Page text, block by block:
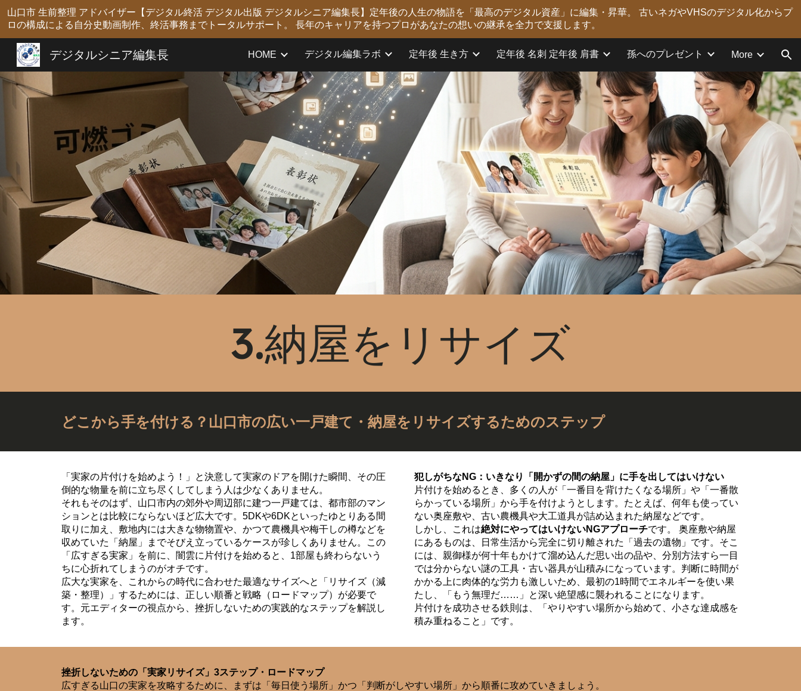
Skip to main content Skip to navigation
山口市 生前整理 アドバイザー【デジタル終活 デジタル出版 デジタルシニア編集長】定年後の人生の物語を「最高のデジタル資産」に編集・昇華。 古いネガやVHSのデジタル化からプ
ロの構成による自分史動画制作、終活事務までトータルサポート。 長年のキャリアを持つプロがあなたの想いの継承を全力で支援します。
デジタルシニア編集長 HOME デジタル編集ラボ 定年後 生き方 定年後 名刺 定年後 肩書 孫へのプレゼント More
3.納屋をリサイズ
どこから手を付ける？山口市の広い一戸建て・納屋をリサイズするためのステップ
「実家の片付けを始めよう！」と決意して実家のドアを開けた瞬間、その圧
倒的な物量を前に立ち尽くしてしまう人は少なくありません。
それもそのはず、山口市内の郊外や周辺部に建つ一戸建ては、都市部のマン
ションとは比較にならないほど広大です。5DKや6DKといったゆとりある間
取りに加え、敷地内には大きな物物置や、かつて農機具や梅干しの樽などを
収めていた「納屋」までそびえ立っているケースが珍しくありません。この
「広すぎる実家」を前に、闇雲に片付けを始めると、1部屋も終わらないう
ちに心折れてしまうのがオチです。
広大な実家を、これからの時代に合わせた最適なサイズへと「リサイズ（減
築・整理）」するためには、正しい順番と戦略（ロードマップ）が必要で
す。元エディターの視点から、挫折しないための実践的なステップを解説し
ます。
犯しがちなNG：いきなり「開かずの間の納屋」に手を出してはいけない
片付けを始めるとき、多くの人が「一番目を背けたくなる場所」や「一番散
らかっている場所」から手を付けようとします。たとえば、何年も使ってい
ない奥座敷や、古い農機具や大工道具が詰め込まれた納屋などです。
しかし、これは絶対にやってはいけないNGアプローチです。 奥座敷や納屋
にあるものは、日常生活から完全に切り離された「過去の遺物」です。そこ
には、親御様が何十年もかけて溜め込んだ思い出の品や、分別方法すら一目
では分からない謎の工具・古い器具が山積みになっています。判断に時間が
かかる上に肉体的な労力も激しいため、最初の1時間でエネルギーを使い果
たし、「もう無理だ……」と深い絶望感に襲われることになります。
片付けを成功させる鉄則は、「やりやすい場所から始めて、小さな達成感を
積み重ねること」です。
挫折しないための「実家リサイズ」3ステップ・ロードマップ
広すぎる山口の実家を攻略するために、まずは「毎日使う場所」かつ「判断がしやすい場所」から順番に攻めていきましょう。